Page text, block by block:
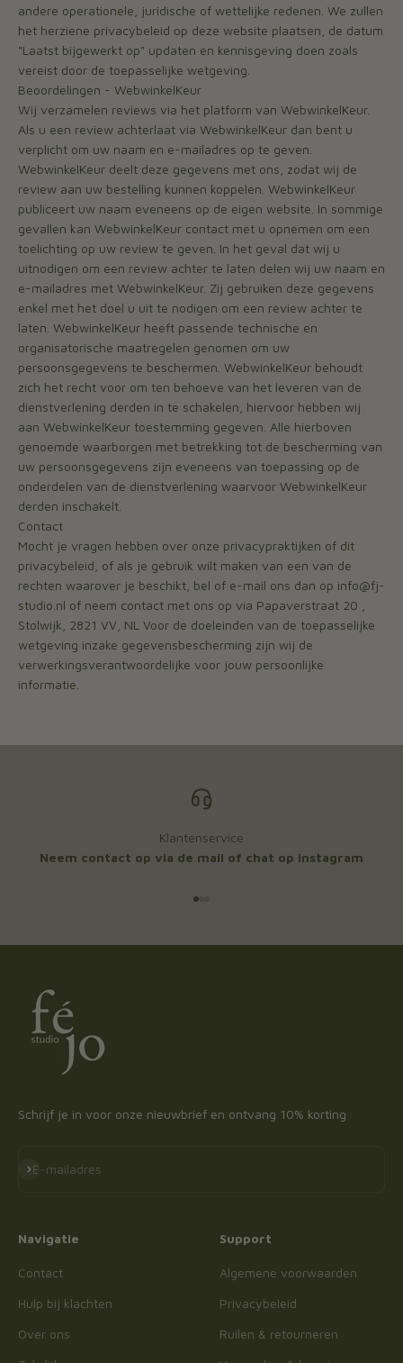
andere operationele, juridische of wettelijke redenen. We zullen
het herziene privacybeleid op deze website plaatsen, de datum
"Laatst bijgewerkt op" updaten en kennisgeving doen zoals
vereist door de toepasselijke wetgeving.
Beoordelingen - WebwinkelKeur
Wij verzamelen reviews via het platform van WebwinkelKeur.
Als u een review achterlaat via WebwinkelKeur dan bent u
verplicht om uw naam en e-mailadres op te geven.
WebwinkelKeur deelt deze gegevens met ons, zodat wij de
review aan uw bestelling kunnen koppelen. WebwinkelKeur
publiceert uw naam eveneens op de eigen website. In sommige
gevallen kan WebwinkelKeur contact met u opnemen om een
toelichting op uw review te geven. In het geval dat wij u
uitnodigen om een review achter te laten delen wij uw naam en
e-mailadres met WebwinkelKeur. Zij gebruiken deze gegevens
enkel met het doel u uit te nodigen om een review achter te
laten. WebwinkelKeur heeft passende technische en
organisatorische maatregelen genomen om uw
persoonsgegevens te beschermen. WebwinkelKeur behoudt
zich het recht voor om ten behoeve van het leveren van de
dienstverlening derden in te schakelen, hiervoor hebben wij
aan WebwinkelKeur toestemming gegeven. Alle hierboven
genoemde waarborgen met betrekking tot de bescherming van
uw persoonsgegevens zijn eveneens van toepassing op de
onderdelen van de dienstverlening waarvoor WebwinkelKeur
derden inschakelt.
Contact
Mocht je vragen hebben over onze privacypraktijken of dit
privacybeleid, of als je gebruik wilt maken van een van de
rechten waarover je beschikt, bel of e-mail ons dan op info@fj-
studio.nl of neem contact met ons op via Papaverstraat 20 ,
Stolwijk, 2821 VV, NL Voor de doeleinden van de toepasselijke
wetgeving inzake gegevensbescherming zijn wij de
verwerkingsverantwoordelijke voor jouw persoonlijke
informatie.
Klantenservice
Neem contact op via de mail of chat op instagram
Schrijf je in voor onze nieuwbrief en ontvang 10% korting
E-mailadres
Abonneren
Navigatie
Contact
Hulp bij klachten
Over ons
Support
Algemene voorwaarden
Privacybeleid
Ruilen & retourneren